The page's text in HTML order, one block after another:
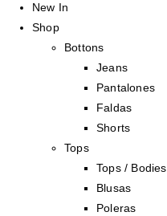
New In
Shop
Bottons
Jeans
Pantalones
Faldas
Shorts
Tops
Tops / Bodies
Blusas
Poleras